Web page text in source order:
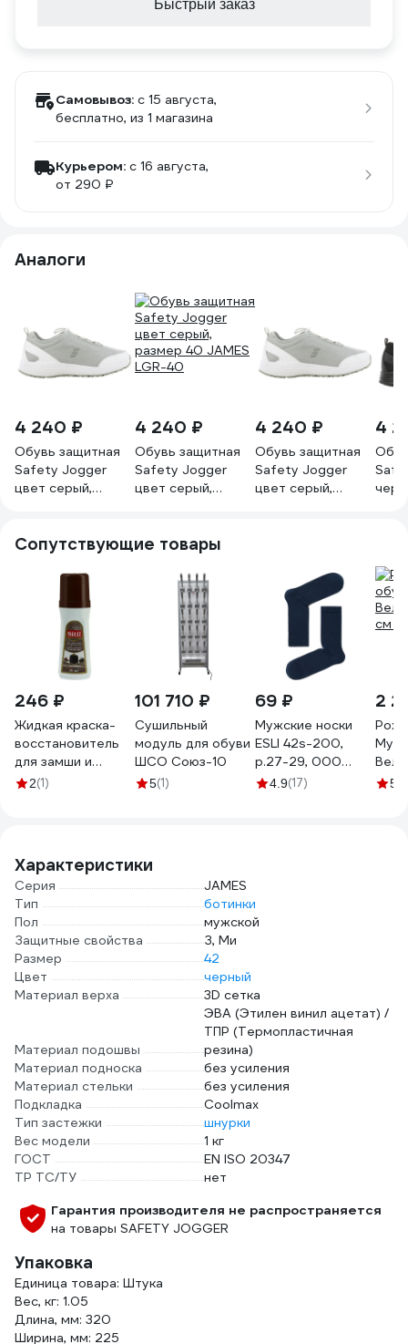
Быстрый заказ
Самовывоз: c 15 августа,
бесплатно, из 1 магазина
Курьером: c 16 августа,
от 290 ₽
Аналоги
4 240 ₽
Обувь защитная
Safety Jogger
цвет серый,
4 240 ₽
Обувь защитная
Safety Jogger
цвет серый,
4 240 ₽
Обувь защитная
Safety Jogger
цвет серый,
4
Сопутствующие товары
246 ₽
Жидкая краска-
восстановитель
для замши и
нубука Sitil
2(1)
101 710 ₽
Сушильный
модуль для обуви
ШСО Союз-10
5(1)
69 ₽
Мужские носки
ESLI 42s-200,
р.27-29, 000
темно-синий
4.9(17)
2
см5
Характеристики
Серия
JAMES
Тип
ботинки
Пол
мужской
Защитные свойства
З, Ми
Размер
42
Цвет
черный
Материал верха
3D сетка
Материал подошвы
ЭВА (Этилен винил ацетат) /
ТПР (Термопластичная
резина)
Материал подноска
без усиления
Материал стельки
без усиления
Подкладка
Coolmax
Тип застежки
шнурки
Вес модели
1 кг
ГОСТ
EN ISO 20347
ТР ТС/ТУ
нет
Гарантия производителя не распространяется
на товары SAFETY JOGGER
Упаковка
Единица товара: Штука
Вес, кг: 1.05
Длина, мм: 320
Ширина, мм: 225